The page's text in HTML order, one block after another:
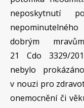
neposkytnutí
dobrým
21 Cdo 3329/
nebylo
v nouzi pro
onemocnění či